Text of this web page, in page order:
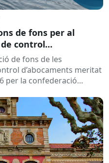
de fons per al
control
2025 i liquidat l’any
de fons de les
d’abocaments meritat
per la confederació